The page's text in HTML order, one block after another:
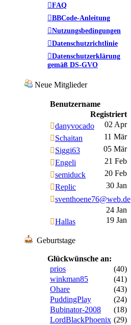
FAQ
BBCode-Anleitung
Nutzungsbedingungen
Datenschutzrichtlinie
Datenschutzerklärung
gemäß DS-GVO
Neue Mitglieder
Benutzername
Registriert
danyvocado
02 Apr
Schaitan
11 Mär
Siggi63
05 Mär
Engeli
21 Feb
semiduck
20 Feb
Replic
30 Jan
sventhoene76@web.de
24 Jan
Hallas
19 Jan
Geburtstage
Glückwünsche an:
prios
(40)
winkman85
(41)
Ohare
(43)
PuddingPlay
(24)
Bubinator-2008
(18)
LordBlackPhoenix (29)